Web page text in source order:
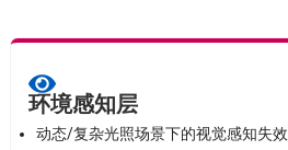
环境感知层
动态/复杂光照场景下的视觉感知失效